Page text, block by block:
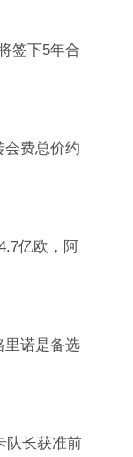
签下5年合
会费总价约
亿欧，阿
里诺是备选
队长获准前